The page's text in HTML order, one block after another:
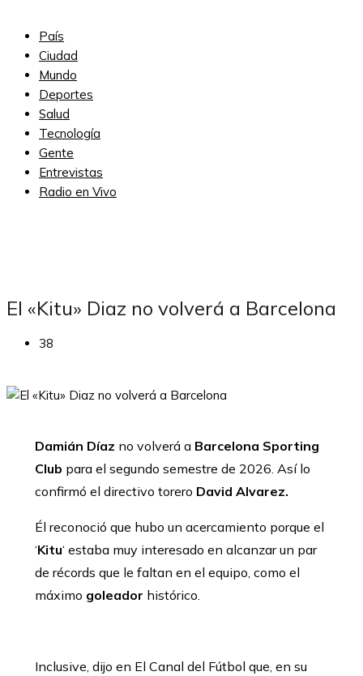
País
Ciudad
Mundo
Deportes
Salud
Tecnología
Gente
Entrevistas
Radio en Vivo
El «Kitu» Diaz no volverá a Barcelona
38
Damián Díaz no volverá a Barcelona Sporting
Club para el segundo semestre de 2026. Así lo
confirmó el directivo torero David Alvarez.
Él reconoció que hubo un acercamiento porque el
‘Kitu‘ estaba muy interesado en alcanzar un par
de récords que le faltan en el equipo, como el
máximo goleador histórico.
Inclusive, dijo en El Canal del Fútbol que, en su